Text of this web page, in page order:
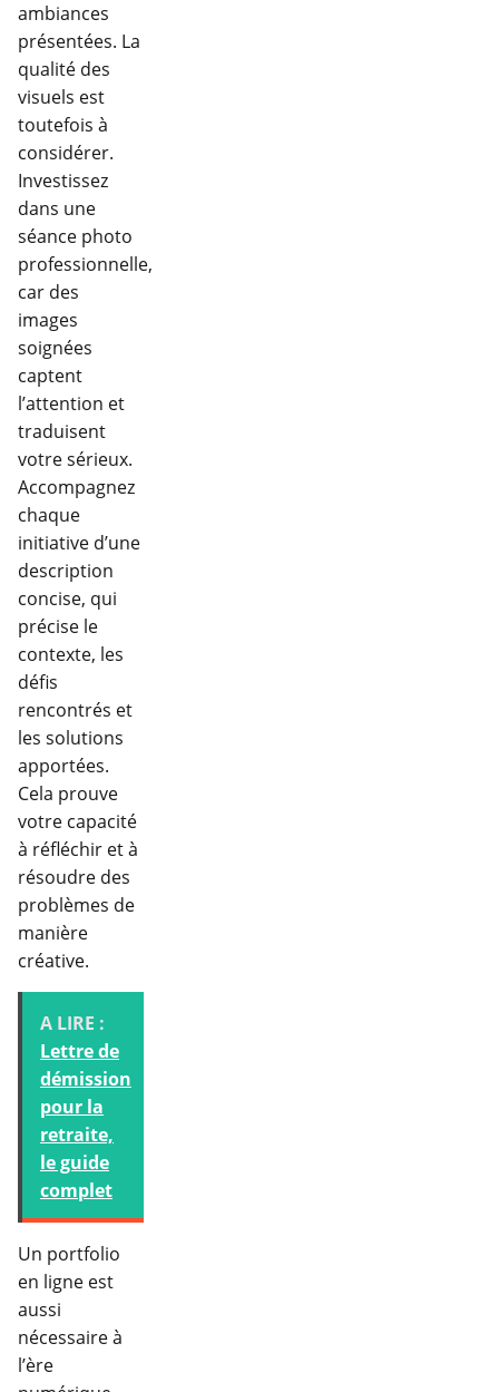
ambiances
présentées. La
qualité des
visuels est
toutefois à
considérer.
Investissez
dans une
séance photo
professionnelle,
car des
images
soignées
captent
l’attention et
traduisent
votre sérieux.
Accompagnez
chaque
initiative d’une
description
concise, qui
précise le
contexte, les
défis
rencontrés et
les solutions
apportées.
Cela prouve
votre capacité
à réfléchir et à
résoudre des
problèmes de
manière
créative.
A LIRE :
Lettre de
démission
pour la
retraite,
le guide
complet
Un portfolio
en ligne est
aussi
nécessaire à
l’ère